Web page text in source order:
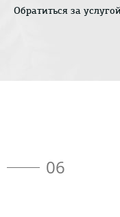
Обратиться за
06